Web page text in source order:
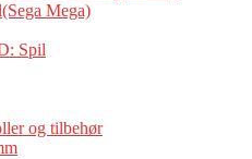
Mega)
Spil
og tilbehør